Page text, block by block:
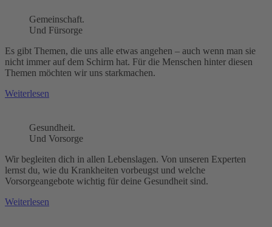
Gemeinschaft.
Und Fürsorge
Es gibt Themen, die uns alle etwas angehen – auch wenn man sie
nicht immer auf dem Schirm hat. Für die Menschen hinter diesen
Themen möchten wir uns starkmachen.
Weiterlesen
Gesundheit.
Und Vorsorge
Wir begleiten dich in allen Lebenslagen. Von unseren Experten
lernst du, wie du Krankheiten vorbeugst und welche
Vorsorgeangebote wichtig für deine Gesundheit sind.
Weiterlesen